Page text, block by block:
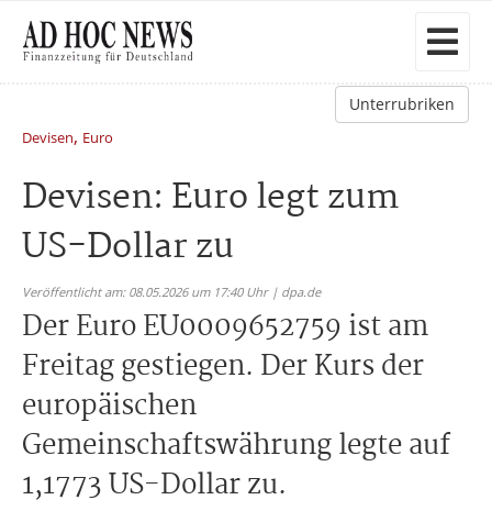
Unterrubriken
Devisen, Euro
Devisen: Euro legt zum
US-Dollar zu
Veröffentlicht am: 08.05.2026 um 17:40 Uhr | dpa.de
Der Euro EU0009652759 ist am
Freitag gestiegen. Der Kurs der
europäischen
Gemeinschaftswährung legte auf
1,1773 US-Dollar zu.